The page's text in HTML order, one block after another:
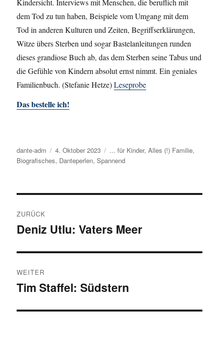
dem Tod zu tun haben, Beispiele vom Umgang mit dem
Tod in anderen Kulturen und Zeiten, Begriffserklärungen,
Witze übers Sterben und sogar Bastelanleitungen runden
dieses grandiose Buch ab, das dem Sterben seine Tabus und
die Gefühle von Kindern absolut ernst nimmt. Ein geniales
Familienbuch. (Stefanie Hetze)Leseprobe
Das bestelle ich!
Autor
dante-adm
Veröffentlicht
am
4. Oktober 2023 Kategorien
... für Kinder,Alles (!) Familie,
Biografisches, Danteperlen,Spannend
ZURÜCK
Vorheriger
Deniz Utlu: Vaters Meer
WEITER
Nächster
Tim Staffel: Südstern